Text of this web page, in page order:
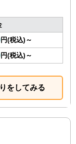
円(税込)～
円(税込)～
をしてみる